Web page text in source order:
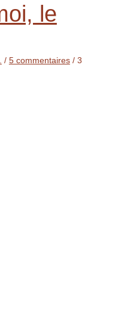
le
/ 5 commentaires / 3